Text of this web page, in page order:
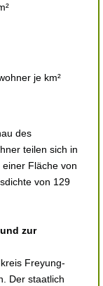
je km²
des
teilen sich in
Fläche von
von 129
zur
Freyung-
Der staatlich